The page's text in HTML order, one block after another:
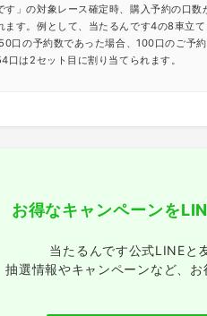
す」の対象レース確定時、購入予約の口
ます。例として、当たるんです4の8車立
口の予約数であった場合、100口のご予
口は2セット目に割り当てられます。
お得なキャンペーンを
当たるんです公式LINEと
抽選情報やキャンペーンなど、 お